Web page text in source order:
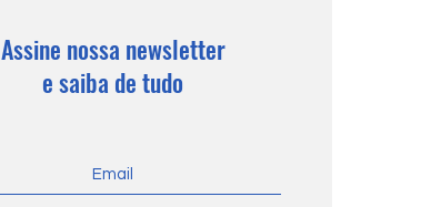
Assine nossa newsletter
e saiba de tudo